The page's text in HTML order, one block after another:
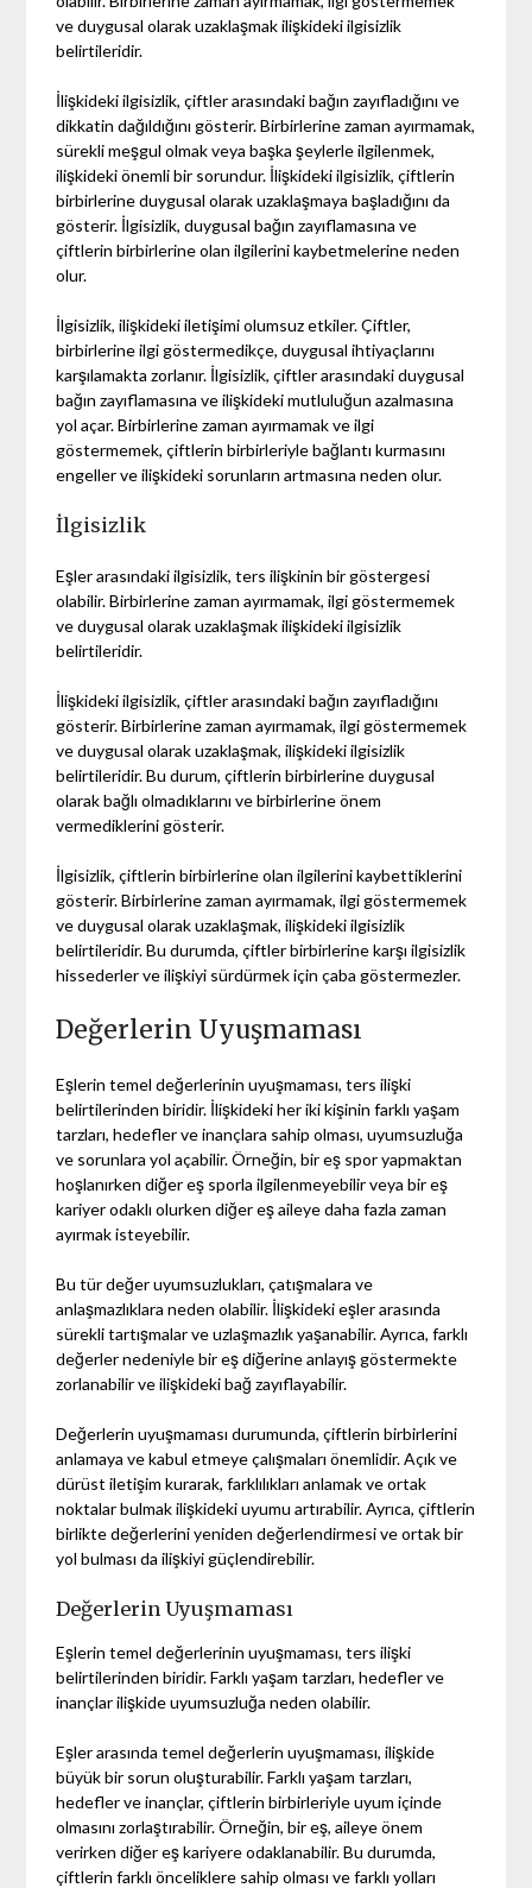
ve duygusal olarak uzaklaşmak ilişkideki ilgisizlik
belirtileridir.
İlişkideki ilgisizlik, çiftler arasındaki bağın zayıfladığını ve
dikkatin dağıldığını gösterir. Birbirlerine zaman ayırmamak,
sürekli meşgul olmak veya başka şeylerle ilgilenmek,
ilişkideki önemli bir sorundur. İlişkideki ilgisizlik, çiftlerin
birbirlerine duygusal olarak uzaklaşmaya başladığını da
gösterir. İlgisizlik, duygusal bağın zayıflamasına ve
çiftlerin birbirlerine olan ilgilerini kaybetmelerine neden
olur.
İlgisizlik, ilişkideki iletişimi olumsuz etkiler. Çiftler,
birbirlerine ilgi göstermedikçe, duygusal ihtiyaçlarını
karşılamakta zorlanır. İlgisizlik, çiftler arasındaki duygusal
bağın zayıflamasına ve ilişkideki mutluluğun azalmasına
yol açar. Birbirlerine zaman ayırmamak ve ilgi
göstermemek, çiftlerin birbirleriyle bağlantı kurmasını
engeller ve ilişkideki sorunların artmasına neden olur.
İlgisizlik
Eşler arasındaki ilgisizlik, ters ilişkinin bir göstergesi
olabilir. Birbirlerine zaman ayırmamak, ilgi göstermemek
ve duygusal olarak uzaklaşmak ilişkideki ilgisizlik
belirtileridir.
İlişkideki ilgisizlik, çiftler arasındaki bağın zayıfladığını
gösterir. Birbirlerine zaman ayırmamak, ilgi göstermemek
ve duygusal olarak uzaklaşmak, ilişkideki ilgisizlik
belirtileridir. Bu durum, çiftlerin birbirlerine duygusal
olarak bağlı olmadıklarını ve birbirlerine önem
vermediklerini gösterir.
İlgisizlik, çiftlerin birbirlerine olan ilgilerini kaybettiklerini
gösterir. Birbirlerine zaman ayırmamak, ilgi göstermemek
ve duygusal olarak uzaklaşmak, ilişkideki ilgisizlik
belirtileridir. Bu durumda, çiftler birbirlerine karşı ilgisizlik
hissederler ve ilişkiyi sürdürmek için çaba göstermezler.
Değerlerin Uyuşmaması
Eşlerin temel değerlerinin uyuşmaması, ters ilişki
belirtilerinden biridir. İlişkideki her iki kişinin farklı yaşam
tarzları, hedefler ve inançlara sahip olması, uyumsuzluğa
ve sorunlara yol açabilir. Örneğin, bir eş spor yapmaktan
hoşlanırken diğer eş sporla ilgilenmeyebilir veya bir eş
kariyer odaklı olurken diğer eş aileye daha fazla zaman
ayırmak isteyebilir.
Bu tür değer uyumsuzlukları, çatışmalara ve
anlaşmazlıklara neden olabilir. İlişkideki eşler arasında
sürekli tartışmalar ve uzlaşmazlık yaşanabilir. Ayrıca, farklı
değerler nedeniyle bir eş diğerine anlayış göstermekte
zorlanabilir ve ilişkideki bağ zayıflayabilir.
Değerlerin uyuşmaması durumunda, çiftlerin birbirlerini
anlamaya ve kabul etmeye çalışmaları önemlidir. Açık ve
dürüst iletişim kurarak, farklılıkları anlamak ve ortak
noktalar bulmak ilişkideki uyumu artırabilir. Ayrıca, çiftlerin
birlikte değerlerini yeniden değerlendirmesi ve ortak bir
yol bulması da ilişkiyi güçlendirebilir.
Değerlerin Uyuşmaması
Eşlerin temel değerlerinin uyuşmaması, ters ilişki
belirtilerinden biridir. Farklı yaşam tarzları, hedefler ve
inançlar ilişkide uyumsuzluğa neden olabilir.
Eşler arasında temel değerlerin uyuşmaması, ilişkide
büyük bir sorun oluşturabilir. Farklı yaşam tarzları,
hedefler ve inançlar, çiftlerin birbirleriyle uyum içinde
olmasını zorlaştırabilir. Örneğin, bir eş, aileye önem
verirken diğer eş kariyere odaklanabilir. Bu durumda,
çiftlerin farklı önceliklere sahip olması ve farklı yolları